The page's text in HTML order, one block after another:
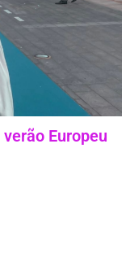
Europeu